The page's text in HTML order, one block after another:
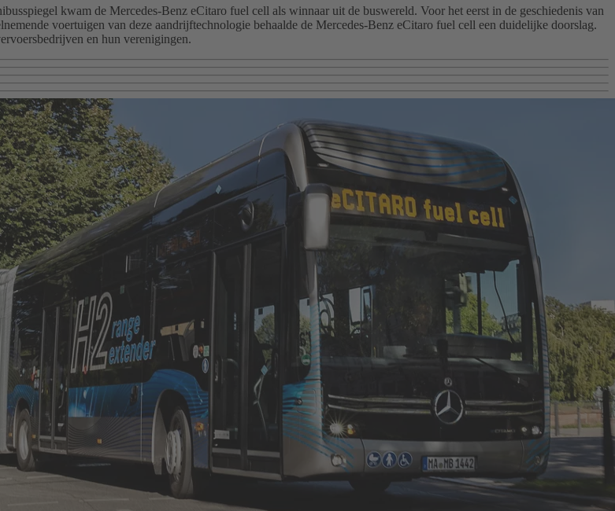
kwam de Mercedes-Benz eCitaro fuel cell als winnaar uit de buswereld. Voor het eerst in de geschiedenis van
voertuigen van deze aandrijftechnologie behaalde de Mercedes-Benz eCitaro fuel cell een duidelijke doorslag.
en hun verenigingen.